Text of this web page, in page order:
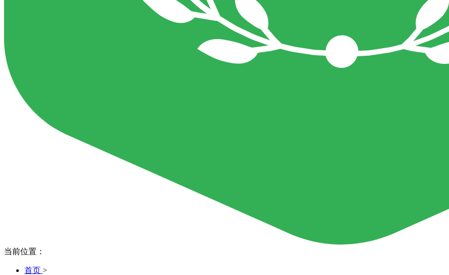
当前位置：
首页 >